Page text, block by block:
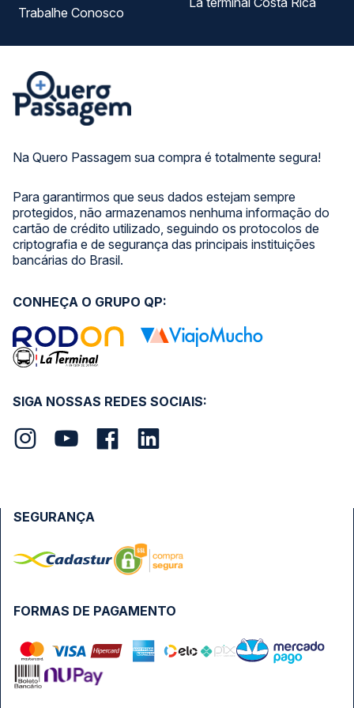
Na Quero Passagem sua compra é totalmente segura!
Para garantirmos que seus dados estejam sempre
protegidos, não armazenamos nenhuma informação do
cartão de crédito utilizado, seguindo os protocolos de
criptografia e de segurança das principais instituições
bancárias do Brasil.
Trabalhe Conosco
SIGA NOSSAS REDES SOCIAIS:
CONHEÇA O GRUPO QP:
FORMAS DE PAGAMENTO
SEGURANÇA